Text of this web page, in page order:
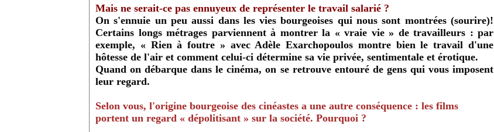
Mais ne serait-ce pas ennuyeux de représenter le travail salarié ?
On s'ennuie un peu aussi dans les vies bourgeoises qui nous sont montrées (sourire)!
Certains longs métrages parviennent à montrer la « vraie vie » de travailleurs : par
exemple, « Rien à foutre » avec Adèle Exarchopoulos montre bien le travail d'une
hôtesse de l'air et comment celui-ci détermine sa vie privée, sentimentale et érotique.
Quand on débarque dans le cinéma, on se retrouve entouré de gens qui vous imposent
leur regard.
Selon vous, l'origine bourgeoise des cinéastes a une autre conséquence : les films
portent un regard « dépolitisant » sur la société. Pourquoi ?